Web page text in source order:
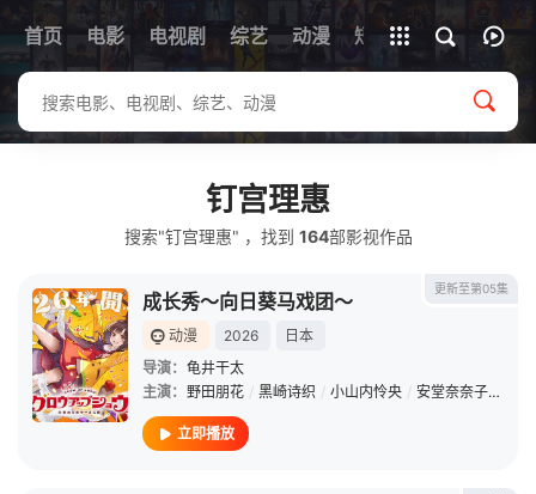
首页 电影 电视剧 综艺 动漫 短剧
全部影片
钉宫理惠
搜索"钉宫理惠" ，找到 164部影视作品
更新至第05集
成长秀～向日葵马戏团～
动漫 2026
日本
导演： 龟井干太
主演： 野田朋花 / 黑崎诗织 / 小山内怜央 / 安堂奈奈子 /
立即播放